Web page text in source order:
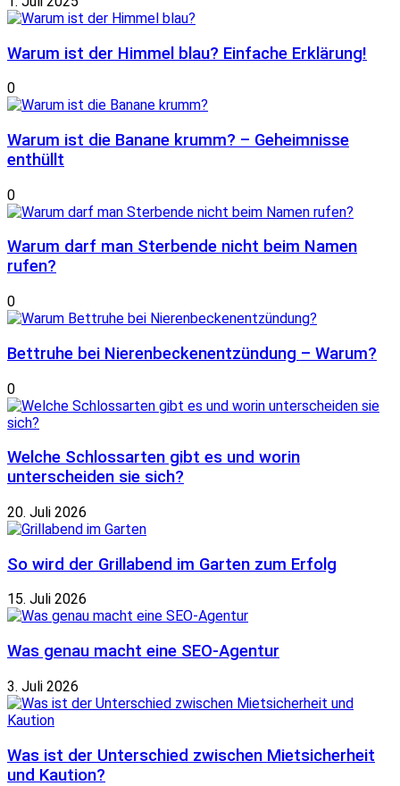
Warum ist der Himmel blau? Einfache Erklärung!
0
Warum ist die Banane krumm? – Geheimnisse
enthüllt
0
Warum darf man Sterbende nicht beim Namen
rufen?
0
Bettruhe bei Nierenbeckenentzündung – Warum?
0
Welche Schlossarten gibt es und worin
unterscheiden sie sich?
20. Juli 2026
So wird der Grillabend im Garten zum Erfolg
15. Juli 2026
Was genau macht eine SEO-Agentur
3. Juli 2026
Was ist der Unterschied zwischen Mietsicherheit
und Kaution?